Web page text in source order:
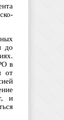
до
в
от
и